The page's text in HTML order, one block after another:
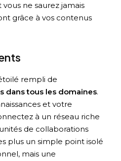
ne saurez jamais
grâce à vos contenus
rempli de
dans tous les domaines.
et votre
à un réseau riche
de collaborations
plus un simple point isolé
mais une